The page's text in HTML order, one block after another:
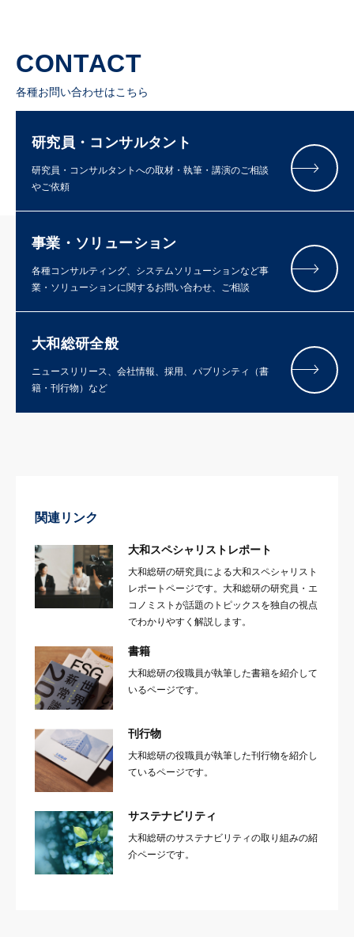
CONTACT
各種お問い合わせはこちら
研究員・コンサルタント
研究員・コンサルタントへの取材・執筆・講演のご相談
やご依頼
事業・ソリューション
各種コンサルティング、システムソリューションなど事
業・ソリューションに関するお問い合わせ、ご相談
大和総研全般
ニュースリリース、会社情報、採用、パブリシティ（書
籍・刊行物）など
関連リンク
大和スペシャリストレポート
大和総研の研究員による大和スペシャリスト
レポートページです。大和総研の研究員・エ
コノミストが話題のトピックスを独自の視点
でわかりやすく解説します。
書籍
大和総研の役職員が執筆した書籍を紹介して
いるページです。
刊行物
大和総研の役職員が執筆した刊行物を紹介し
ているページです。
サステナビリティ
大和総研のサステナビリティの取り組みの紹
介ページです。